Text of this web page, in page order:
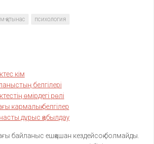
қатынас психология
кім
белгілері
өмірдегі рөлі
кармалық белгілер
дұрыс қабылдау
байланыс ешқашан кездейсоқ болмайды.